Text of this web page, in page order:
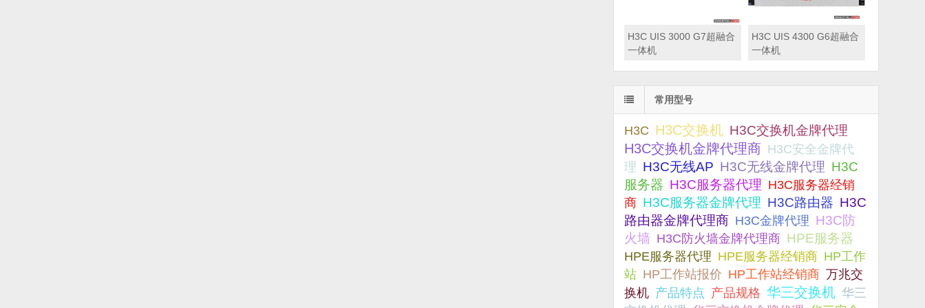
H3C UIS 3000 G7超融合
一体机
H3C UIS 4300 G6超融合
一体机
常用型号
H3C H3C交换机 H3C交换机金牌代理
H3C交换机金牌代理商 H3C安全金牌代
理 H3C无线AP H3C无线金牌代理 H3C
服务器 H3C服务器代理 H3C服务器经销
商 H3C服务器金牌代理 H3C路由器 H3C
路由器金牌代理商 H3C金牌代理 H3C防
火墙 H3C防火墙金牌代理商 HPE服务器
HPE服务器代理 HPE服务器经销商 HP工作
站 HP工作站报价 HP工作站经销商 万兆交
换机 产品特点 产品规格 华三交换机 华三